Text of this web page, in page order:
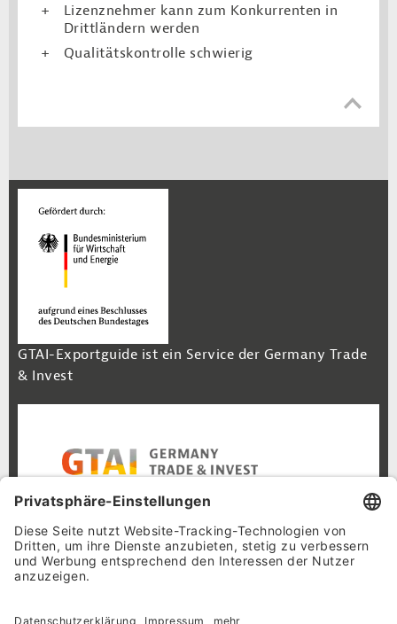
Lizenznehmer kann zum Konkurrenten in
Drittländern werden
Qualitätskontrolle schwierig
GTAI-Exportguide ist ein Service der Germany Trade
& Invest
Footer Navigation
Inhalt
Cookie-Einstellungen
Datenschutz